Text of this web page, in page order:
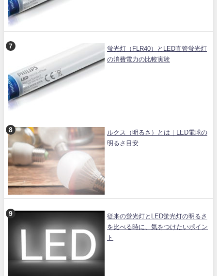
蛍光灯（FLR40）とLED直管蛍光灯
の消費電力の比較実験
ルクス（明るさ）とは｜LED電球の
明るさ目安
従来の蛍光灯とLED蛍光灯の明るさ
を比べる時に、気をつけたいポイン
ト